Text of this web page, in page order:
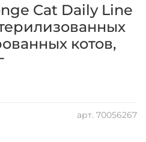
арт. 70056267
Cat Daily Line
котов,